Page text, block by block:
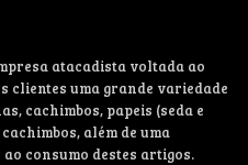
atacadista voltada ao
clientes uma grande variedade
cachimbos, papeis (seda e
além de uma
consumo destes artigos.